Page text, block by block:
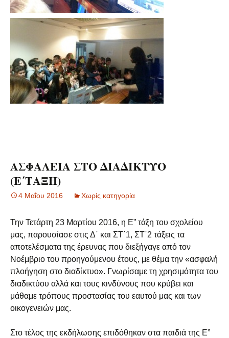
ΑΣΦΑΛΕΙΑ ΣΤΟ ΔΙΑΔΙΚΤΥΟ
(Ε΄ΤΑΞΗ)
4 Μαΐου 2016 Χωρίς κατηγορία
Την Τετάρτη 23 Μαρτίου 2016, η Ε” τάξη του σχολείου
μας, παρουσίασε στις Δ΄ και ΣΤ΄1, ΣΤ΄2 τάξεις τα
αποτελέσματα της έρευνας που διεξήγαγε από τον
Νοέμβριο του προηγούμενου έτους, με θέμα την «ασφαλή
πλοήγηση στο διαδίκτυο». Γνωρίσαμε τη χρησιμότητα του
διαδικτύου αλλά και τους κινδύνους που κρύβει και
μάθαμε τρόπους προστασίας του εαυτού μας και των
οικογενειών μας.
Στο τέλος της εκδήλωσης επιδόθηκαν στα παιδιά της Ε”